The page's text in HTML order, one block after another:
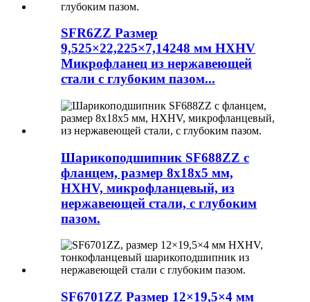
SFR6ZZ Размер
9,525×22,225×7,14248 мм HXHV
Микрофланец из нержавеющей
стали с глубоким пазом...
Шарикоподшипник SF688ZZ с
фланцем, размер 8x18x5 мм,
HXHV, микрофланцевый, из
нержавеющей стали, с глубоким
пазом.
SF6701ZZ Размер 12×19,5×4 мм